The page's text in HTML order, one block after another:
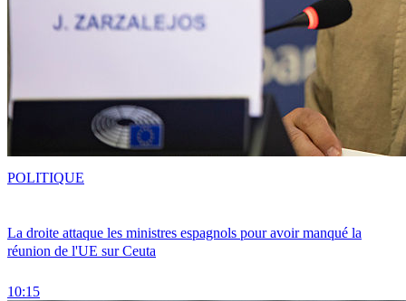
La droite attaque les ministres espagnols pour avoir manqué la
réunion de l'UE sur Ceuta
10:15
POLITIQUE